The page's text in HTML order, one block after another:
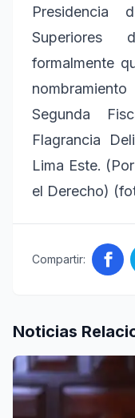
formalmente
Segunda
Flagrancia
Lima Este.
el Derecho)
Compartir:
Noticias